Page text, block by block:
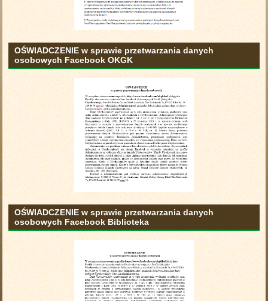
OŚWIADCZENIE w sprawie przetwarzania danych
osobowych Facebook OKGK
OŚWIADCZENIE w sprawie przetwarzania danych
osobowych Facebook Biblioteka